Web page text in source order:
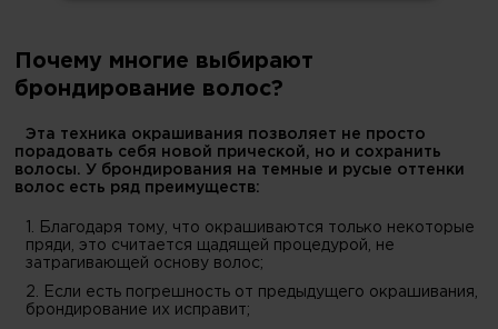
Почему многие выбирают
брондирование волос?
Эта техника окрашивания позволяет не просто
порадовать себя новой прической, но и сохранить
волосы. У брондирования на темные и русые оттенки
волос есть ряд преимуществ:
1. Благодаря тому, что окрашиваются только некоторые
пряди, это считается щадящей процедурой, не
затрагивающей основу волос;
2. Если есть погрешность от предыдущего окрашивания,
брондирование их исправит;